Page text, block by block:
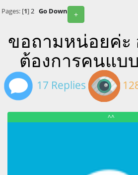
+
Pages: [1]2 Go Down
ขอถามหน่อยค่ะ
ต้องการคนแบ
17 Replies
^^